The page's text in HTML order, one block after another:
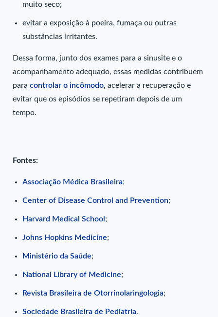
muito seco;
evitar a exposição à poeira, fumaça ou outras
substâncias irritantes.
Dessa forma, junto dos exames para a sinusite e o
acompanhamento adequado, essas medidas contribuem
paracontrolar o incômodo, acelerar a recuperação e
evitar que os episódios se repetiram depois de um
tempo.
Fontes:
Associação Médica Brasileira;
Center of Disease Control and Prevention;
Harvard Medical School ;
Johns Hopkins Medicine;
Ministério da Saúde;
National Library of Medicine;
Revista Brasileira de Otorrinolaringologia;
Sociedade Brasileira de Pediatria.